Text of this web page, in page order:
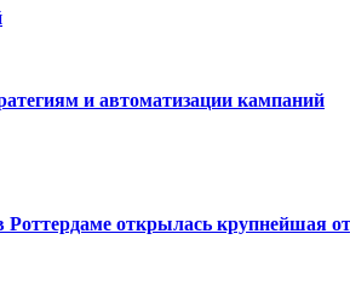
и автоматизации кампаний
открылась крупнейшая